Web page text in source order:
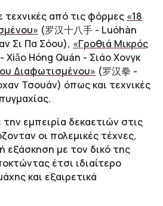
τεχνικές από τις φόρμες «18
(罗汉十八手 - Luóhàn
Σι Πα Σόου), «Γροθιά Μικρός
Xiǎo Hóng Quán - Σιάο Χονγκ
Διαφωτισμένου» (罗汉拳 -
Τσουάν) όπως και τεχνικές
εμπειρία δεκαετιών στις
οι πολεμικές τέχνες,
εξάσκηση με τον δικό της
έτσι ιδιαίτερο
και εξαιρετικά